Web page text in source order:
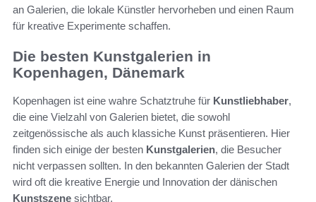
an Galerien, die lokale Künstler hervorheben und einen Raum
für kreative Experimente schaffen.
Die besten Kunstgalerien in
Kopenhagen, Dänemark
Kopenhagen ist eine wahre Schatztruhe für Kunstliebhaber,
die eine Vielzahl von Galerien bietet, die sowohl
zeitgenössische als auch klassiche Kunst präsentieren. Hier
finden sich einige der besten Kunstgalerien, die Besucher
nicht verpassen sollten. In den bekannten Galerien der Stadt
wird oft die kreative Energie und Innovation der dänischen
Kunstszene sichtbar.